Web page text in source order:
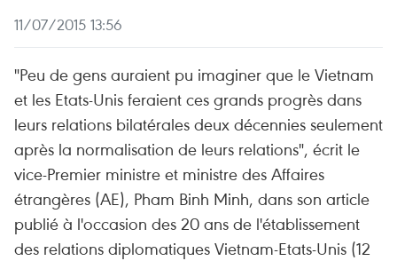
11/07/2015 13:56
"Peu de gens auraient pu imaginer que le Vietnam
et les Etats-Unis feraient ces grands progrès dans
leurs relations bilatérales deux décennies seulement
après la normalisation de leurs relations", écrit le
vice-Premier ministre et ministre des Affaires
étrangères (AE), Pham Binh Minh, dans son article
publié à l'occasion des 20 ans de l'établissement
des relations diplomatiques Vietnam-Etats-Unis (12